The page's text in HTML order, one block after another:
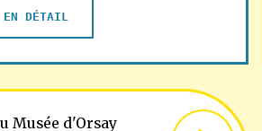
DÉTAIL
Musée d'Orsay